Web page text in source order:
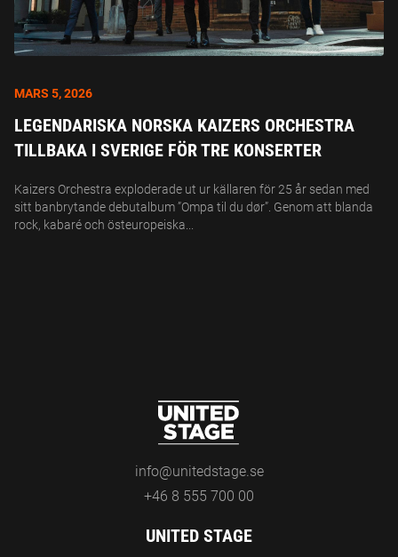
MARS 5, 2026
LEGENDARISKA NORSKA KAIZERS ORCHESTRA
TILLBAKA I SVERIGE FÖR TRE KONSERTER
Kaizers Orchestra exploderade ut ur källaren för 25 år sedan med
sitt banbrytande debutalbum ”Ompa til du dør”. Genom att blanda
rock, kabaré och östeuropeiska...
info@unitedstage.se
+46 8 555 700 00
UNITED STAGE